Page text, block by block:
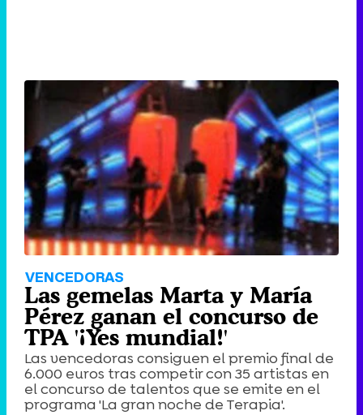
VENCEDORAS
Las gemelas Marta y María
Pérez ganan el concurso de
TPA '¡Yes mundial!'
Las vencedoras consiguen el premio final de
6.000 euros tras competir con 35 artistas en
el concurso de talentos que se emite en el
programa 'La gran noche de Terapia'.